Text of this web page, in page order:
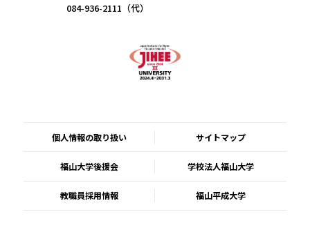
084-936-2111（代）
個人情報の取り扱い サイトマップ
福山大学後援会 学校法人福山大学
教職員採用情報 福山平成大学